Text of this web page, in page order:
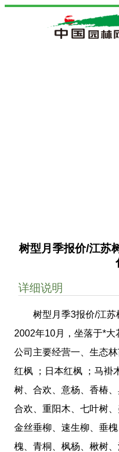
树型月季报价/江苏
详细说明
树型月季3报价/江
2002年10月，坐落于*
公司主要经营一、生态
红枫 ；日本红枫 ；马褂
树、合欢、意杨、香椿
合欢、重阳木、七叶树
金丝垂柳、速生柳、垂
槐、青桐、枫杨、楸树